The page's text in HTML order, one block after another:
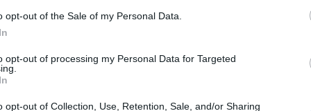
opt-out of the Sale of my Personal Data.
opt-out of processing my Personal Data for Targeted
opt-out of Collection, Use, Retention, Sale, and/or Sharing
έχει αποκτήσει υποτιμητική χροιά στις